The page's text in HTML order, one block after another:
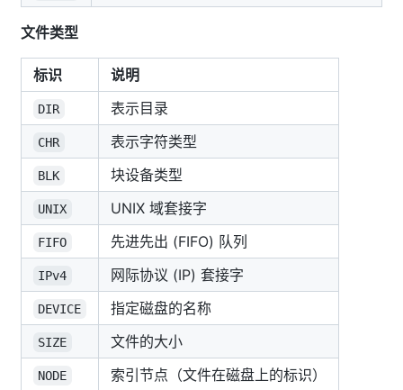
文件类型
标识 说明
DIR 表示目录
CHR 表示字符类型
BLK 块设备类型
UNIX UNIX 域套接字
FIFO 先进先出 (FIFO) 队列
IPv4 网际协议 (IP) 套接字
DEVICE 指定磁盘的名称
SIZE 文件的大小
NODE 索引节点（文件在磁盘上的标识）